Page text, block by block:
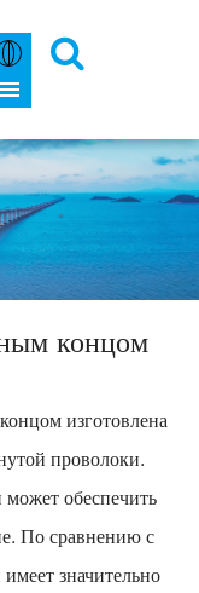
концом
изготовлена
проволоки.
может обеспечить
По сравнению с
значительно